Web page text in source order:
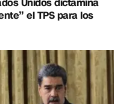
Unidos dictamina
el TPS para los